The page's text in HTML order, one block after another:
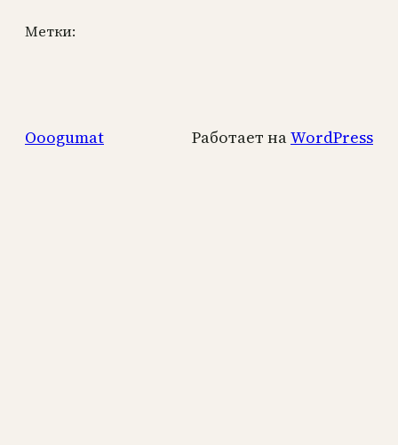
Метки:
Ooogumat Работает наWordPress